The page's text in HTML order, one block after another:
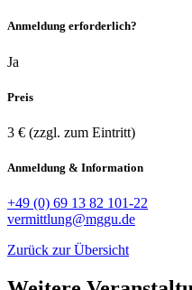
Anmeldung erforderlich?
Ja
Preis
3 € (zzgl. zum Eintritt)
Anmeldung & Information
+49 (0) 69 13 82 101-22
vermittlung@mggu.de
Zurück zur Übersicht